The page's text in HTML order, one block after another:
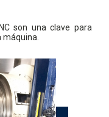
son una clave para
máquina.